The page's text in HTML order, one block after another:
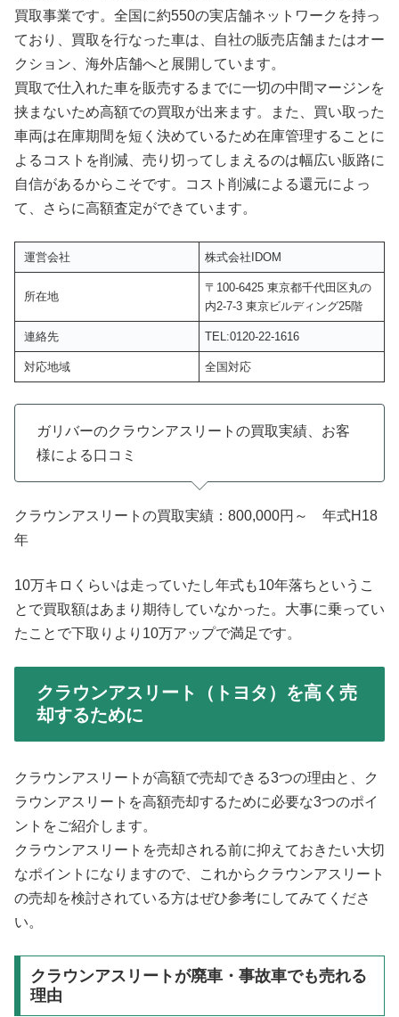
買取事業です。全国に約550の実店舗ネットワークを持っ
ており、買取を行なった車は、自社の販売店舗またはオー
クション、海外店舗へと展開しています。
買取で仕入れた車を販売するまでに一切の中間マージンを
挟まないため高額での買取が出来ます。また、買い取った
車両は在庫期間を短く決めているため在庫管理することに
よるコストを削減、売り切ってしまえるのは幅広い販路に
自信があるからこそです。コスト削減による還元によっ
て、さらに高額査定ができています。
運営会社 株式会社IDOM
所在地
〒100-6425 東京都千代田区丸の
内2-7-3 東京ビルディング25階
連絡先 TEL:0120-22-1616
対応地域 全国対応
ガリバーのクラウンアスリートの買取実績、お客
様による口コミ
クラウンアスリートの買取実績：800,000円～ 年式H18
年
10万キロくらいは走っていたし年式も10年落ちというこ
とで買取額はあまり期待していなかった。大事に乗ってい
たことで下取りより10万アップで満足です。
クラウンアスリート（トヨタ）を高く売
却するために
クラウンアスリートが高額で売却できる3つの理由と、ク
ラウンアスリートを高額売却するために必要な3つのポイ
ントをご紹介します。
クラウンアスリートを売却される前に抑えておきたい大切
なポイントになりますので、これからクラウンアスリート
の売却を検討されている方はぜひ参考にしてみてくださ
い。
クラウンアスリートが廃車・事故車でも売れる
理由